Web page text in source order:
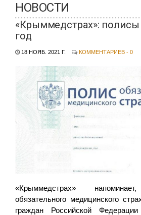
НОВОСТИ
«Крыммедстрах»:
год
18 НОЯБ. 2021 Г. КОММЕНТАРИЕВ - 0
«Крыммедстрах»
обязательного медицинского
граждан Российской